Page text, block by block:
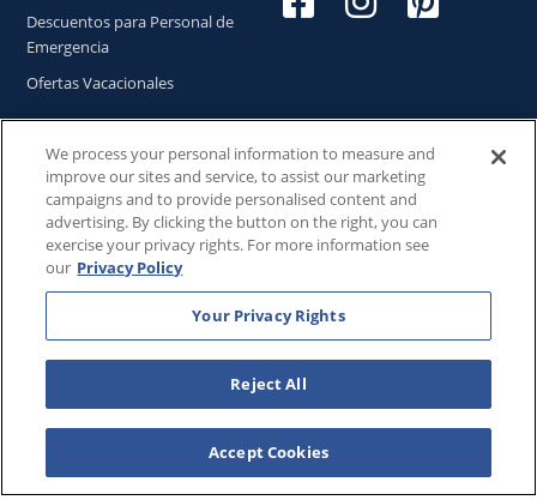
Descuentos para Personal de
Emergencia
Ofertas Vacacionales
Copyright © 2026WestgateReservations.com
subsidiario deCFI
SeaWorld y todas las marcas y elementos relacionados TM
2026 Walt Disney World.
Universal y todas las marcas y elementos relacionados TM
& © 2026 Universal Studios. Todos los derechos reservados.
The Wizarding World of Harry Potter™️ - Ministry of Magic™️ :
™️ Warner Bros. Entertainment Inc. Publishing Rights ©️ J.K.
Rowling.
We process your personal information to measure and
improve our sites and service, to assist our marketing
campaigns and to provide personalised content and
advertising. By clicking the button on the right, you can
exercise your privacy rights. For more information see
our Privacy Policy
Your Privacy Rights
Reject All
Accept Cookies